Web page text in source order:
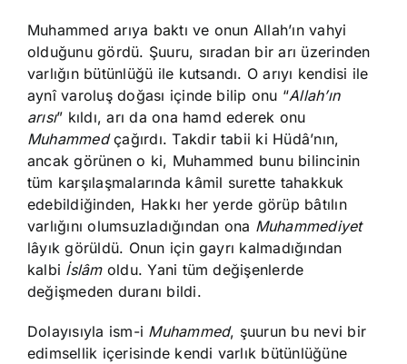
Muhammed arıya baktı ve onun Allah’ın vahyi
olduğunu gördü. Şuuru, sıradan bir arı üzerinden
varlığın bütünlüğü ile kutsandı. O arıyı kendisi ile
aynî varoluş doğası içinde bilip onu “Allah’ın
arısı” kıldı, arı da ona hamd ederek onu
Muhammedçağırdı. Takdir tabii ki Hüdâ’nın,
ancak görünen o ki, Muhammed bunu bilincinin
tüm karşılaşmalarında kâmil surette tahakkuk
edebildiğinden, Hakkı her yerde görüp bâtılın
varlığını olumsuzladığından ona Muhammediyet
lâyık görüldü. Onun için gayrı kalmadığından
kalbi İslâmoldu. Yani tüm değişenlerde
değişmeden duranı bildi.
Dolayısıyla ism-i Muhammed, şuurun bu nevi bir
edimsellik içerisinde kendi varlık bütünlüğüne